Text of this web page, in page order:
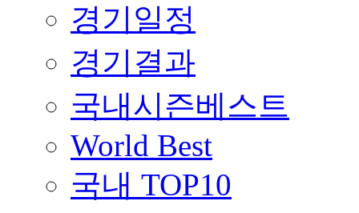
경기일정
경기결과
국내시즌베스트
World Best
국내 TOP10